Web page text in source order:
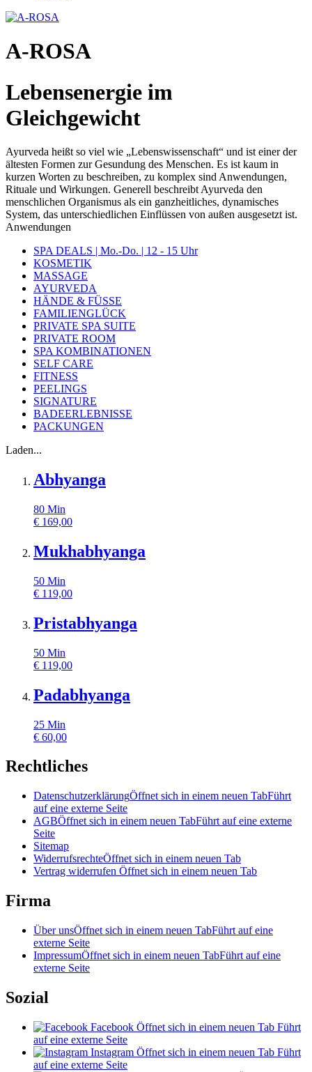
A-ROSA
Lebensenergie im
Gleichgewicht
Ayurveda heißt so viel wie „Lebenswissenschaft“ und ist einer der
ältesten Formen zur Gesundung des Menschen. Es ist kaum in
kurzen Worten zu beschreiben, zu komplex sind Anwendungen,
Rituale und Wirkungen. Generell beschreibt Ayurveda den
menschlichen Organismus als ein ganzheitliches, dynamisches
System, das unterschiedlichen Einflüssen von außen ausgesetzt ist.
Anwendungen
SPA DEALS | Mo.-Do. | 12 - 15 Uhr
KOSMETIK
MASSAGE
AYURVEDA
HÄNDE & FÜSSE
FAMILIENGLÜCK
PRIVATE SPA SUITE
PRIVATE ROOM
SPA KOMBINATIONEN
SELF CARE
FITNESS
PEELINGS
SIGNATURE
BADEERLEBNISSE
PACKUNGEN
Laden...
Abhyanga
80 Min
€ 169,00
Mukhabhyanga
50 Min
€ 119,00
Pristabhyanga
50 Min
€ 119,00
Padabhyanga
25 Min
€ 60,00
Rechtliches
DatenschutzerklärungÖffnet sich in einem neuen TabFührt
auf eine externe Seite
AGBÖffnet sich in einem neuen TabFührt auf eine externe
Seite
Sitemap
WiderrufsrechteÖffnet sich in einem neuen Tab
Vertrag widerrufen Öffnet sich in einem neuen Tab
Firma
Über unsÖffnet sich in einem neuen TabFührt auf eine
externe Seite
ImpressumÖffnet sich in einem neuen TabFührt auf eine
externe Seite
Sozial
Facebook Öffnet sich in einem neuen Tab Führt
auf eine externe Seite
Instagram Öffnet sich in einem neuen Tab Führt
auf eine externe Seite